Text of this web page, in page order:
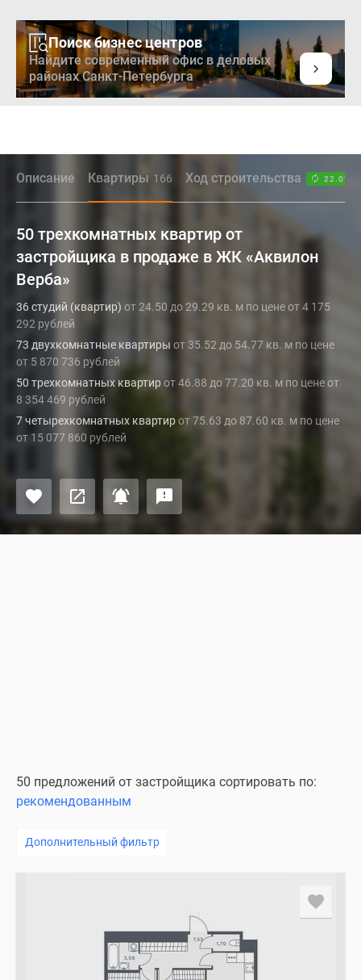
Поиск бизнес центров
Найдите современный офис в деловых
районах Санкт-Петербурга
Описание Квартиры 166 Ход строительства
50 трехкомнатных квартир от
застройщика в продаже в ЖК «Аквилон
Верба»
36 студий (квартир) от 24.50 до 29.29 кв. м по цене от 4 175
292 рублей
73 двухкомнатные квартиры от 35.52 до 54.77 кв. м по цене
от 5 870 736 рублей
50 трехкомнатных квартирот 46.88 до 77.20 кв. м по цене от
8 354 469 рублей
7 четырехкомнатных квартирот 75.63 до 87.60 кв. м по цене
от 15 077 860 рублей
50 предложений от застройщика сортировать по:
рекомендованным
Дополнительный фильтр